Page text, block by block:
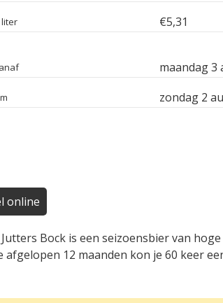
€5,31
maandag 3
zondag 2
online
Jutters Bock is een seizoensbier van
afgelopen 12 maanden kon je 60 keer